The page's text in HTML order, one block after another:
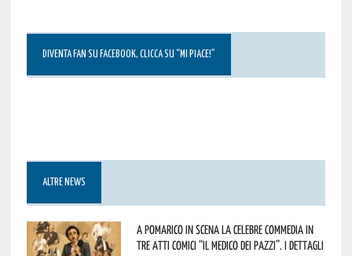
DIVENTA FAN SU FACEBOOK, CLICCA SU “MI PIACE!”
ALTRE NEWS
A Pomarico in scena la celebre commedia in
tre atti comici “Il medico dei pazzi”. I dettagli